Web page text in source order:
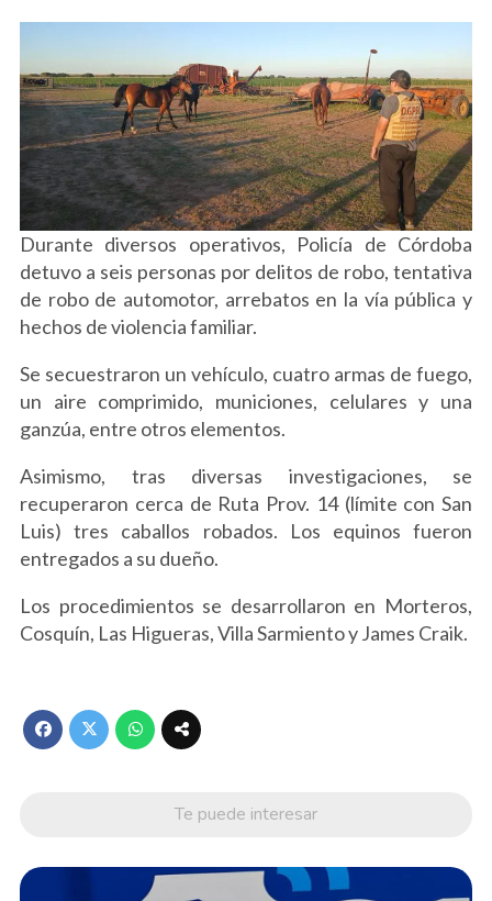
Durante diversos operativos, Policía de Córdoba
detuvo a seis personas por delitos de robo, tentativa
de robo de automotor, arrebatos en la vía pública y
hechos de violencia familiar.
Se secuestraron un vehículo, cuatro armas de fuego,
un aire comprimido, municiones, celulares y una
ganzúa, entre otros elementos.
Asimismo, tras diversas investigaciones, se
recuperaron cerca de Ruta Prov. 14 (límite con San
Luis) tres caballos robados. Los equinos fueron
entregados a su dueño.
Los procedimientos se desarrollaron en Morteros,
Cosquín, Las Higueras, Villa Sarmiento y James Craik.
Te puede interesar